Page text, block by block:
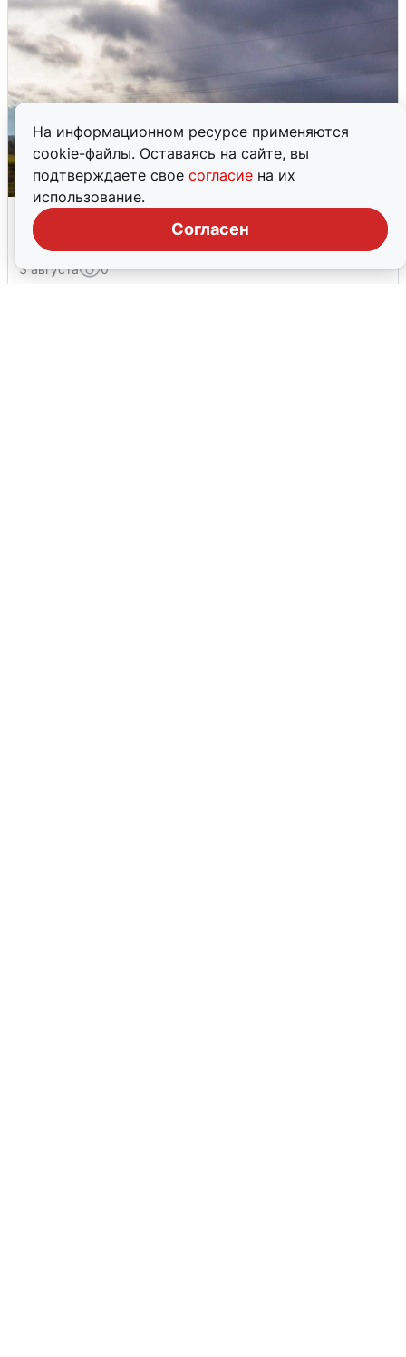
На информационном ресурсе применяются
cookie-файлы. Оставаясь на сайте, вы
подтверждаете свое согласие на их
использование.
Согласен
Над ХМАО впервые сбили
беспилотники
3 августа 0